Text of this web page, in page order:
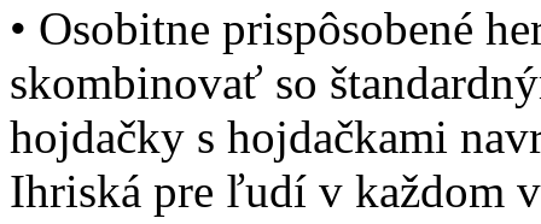
• Osobitne prispôsobené
skombinovať so
hojdačky s hojdačkami
Ihriská pre ľudí v každom